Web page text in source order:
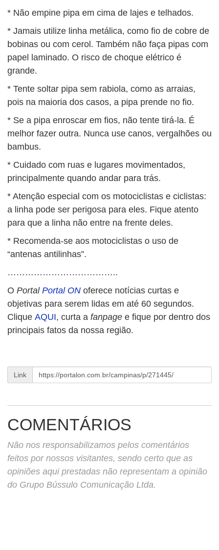
* Não empine pipa em cima de lajes e telhados.
* Jamais utilize linha metálica, como fio de cobre de
bobinas ou com cerol. Também não faça pipas com
papel laminado. O risco de choque elétrico é
grande.
* Tente soltar pipa sem rabiola, como as arraias,
pois na maioria dos casos, a pipa prende no fio.
* Se a pipa enroscar em fios, não tente tirá-la. É
melhor fazer outra. Nunca use canos, vergalhões ou
bambus.
* Cuidado com ruas e lugares movimentados,
principalmente quando andar para trás.
* Atenção especial com os motociclistas e ciclistas:
a linha pode ser perigosa para eles. Fique atento
para que a linha não entre na frente deles.
* Recomenda-se aos motociclistas o uso de
“antenas antilinhas”.
………………………………..
O Portal Portal ON oferece notícias curtas e
objetivas para serem lidas em até 60 segundos.
Clique AQUI, curta a fanpage e fique por dentro dos
principais fatos da nossa região.
Link
COMENTÁRIOS
Não nos responsabilizamos pelos comentários
feitos por nossos visitantes, sendo certo que as
opiniões aqui prestadas não representam a opinião
do Grupo Bússulo Comunicação Ltda.